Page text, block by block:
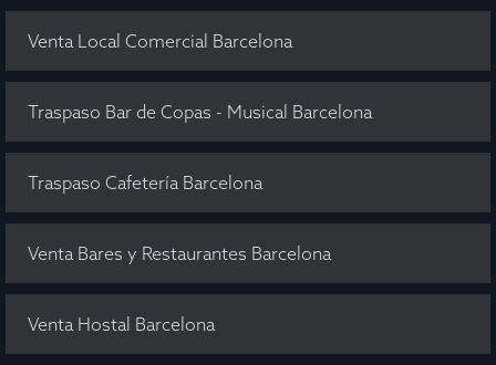
Venta Local Comercial Barcelona
Traspaso Bar de Copas - Musical Barcelona
Traspaso Cafetería Barcelona
Venta Bares y Restaurantes Barcelona
Venta Hostal Barcelona